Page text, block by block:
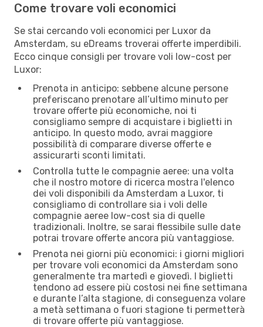
Come trovare voli economici
Se stai cercando voli economici per Luxor da
Amsterdam, su eDreams troverai offerte imperdibili.
Ecco cinque consigli per trovare voli low-cost per
Luxor:
Prenota in anticipo: sebbene alcune persone
preferiscano prenotare all’ultimo minuto per
trovare offerte più economiche, noi ti
consigliamo sempre di acquistare i biglietti in
anticipo. In questo modo, avrai maggiore
possibilità di comparare diverse offerte e
assicurarti sconti limitati.
Controlla tutte le compagnie aeree: una volta
che il nostro motore di ricerca mostra l'elenco
dei voli disponibili da Amsterdam a Luxor, ti
consigliamo di controllare sia i voli delle
compagnie aeree low-cost sia di quelle
tradizionali. Inoltre, se sarai flessibile sulle date
potrai trovare offerte ancora più vantaggiose.
Prenota nei giorni più economici: i giorni migliori
per trovare voli economici da Amsterdam sono
generalmente tra martedì e giovedì. I biglietti
tendono ad essere più costosi nei fine settimana
e durante l’alta stagione, di conseguenza volare
a metà settimana o fuori stagione ti permetterà
di trovare offerte più vantaggiose.